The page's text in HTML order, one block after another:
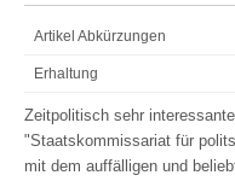
Artikel Abkürzungen
Erhaltung
Zeitpolitisch sehr
"Staatskommissariat für
mit dem auffälligen und